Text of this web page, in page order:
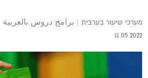
מערכי שיעור בערבית | برامج دروس بالعربية
11.05.2022